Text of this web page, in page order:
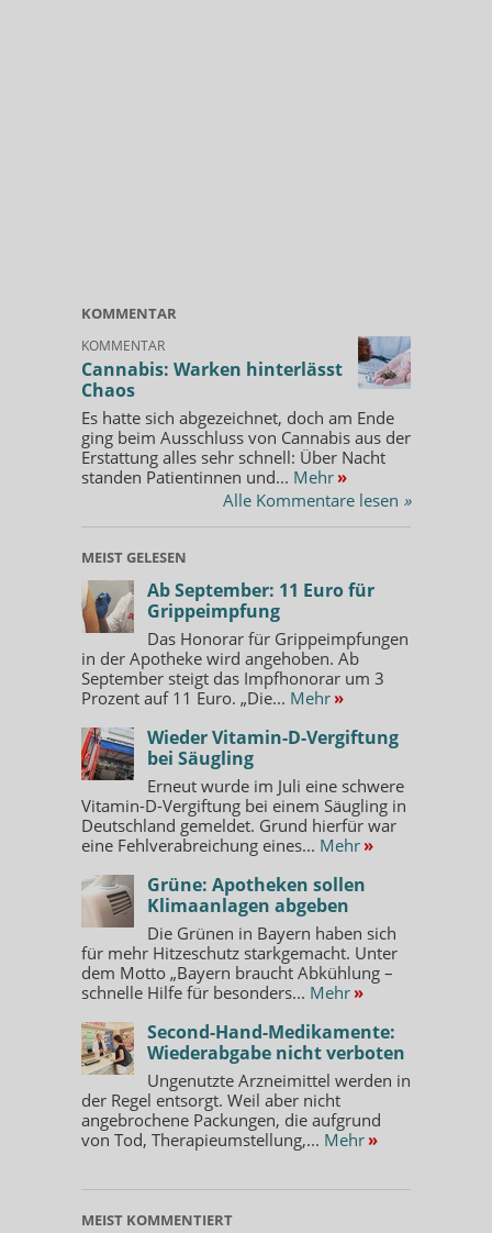
KOMMENTAR
KOMMENTAR
Cannabis: Warken hinterlässt
Chaos
Es hatte sich abgezeichnet, doch am Ende
ging beim Ausschluss von Cannabis aus der
Erstattung alles sehr schnell: Über Nacht
standen Patientinnen und... Mehr »
Alle Kommentare lesen »
MEIST GELESEN
Ab September: 11 Euro für
Grippeimpfung
Das Honorar für Grippeimpfungen
in der Apotheke wird angehoben. Ab
September steigt das Impfhonorar um 3
Prozent auf 11 Euro. „Die... Mehr »
Wieder Vitamin-D-Vergiftung
bei Säugling
Erneut wurde im Juli eine schwere
Vitamin-D-Vergiftung bei einem Säugling in
Deutschland gemeldet. Grund hierfür war
eine Fehlverabreichung eines... Mehr »
Grüne: Apotheken sollen
Klimaanlagen abgeben
Die Grünen in Bayern haben sich
für mehr Hitzeschutz starkgemacht. Unter
dem Motto „Bayern braucht Abkühlung –
schnelle Hilfe für besonders... Mehr »
Second-Hand-Medikamente:
Wiederabgabe nicht verboten
Ungenutzte Arzneimittel werden in
der Regel entsorgt. Weil aber nicht
angebrochene Packungen, die aufgrund
von Tod, Therapieumstellung,... Mehr »
MEIST KOMMENTIERT